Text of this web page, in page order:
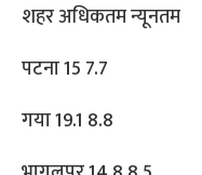
शहर अधिकतम न्यूनतम
पटना 15 7.7
गया 19.1 8.8